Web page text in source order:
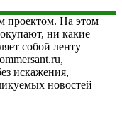
проектом. На этом
ни какие
собой ленту
искажения,
новостей